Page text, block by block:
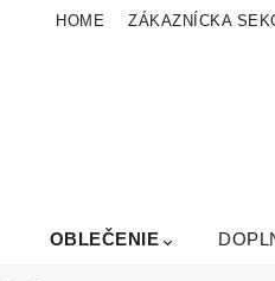
HOME ZÁKAZNÍCKA
OBLEČENIE